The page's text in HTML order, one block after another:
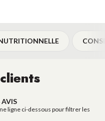
AVIS
ligne ci-dessous pour filtrer les